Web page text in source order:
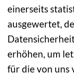
einerseits
ausgewertet,
erhöhen, um
für die von uns